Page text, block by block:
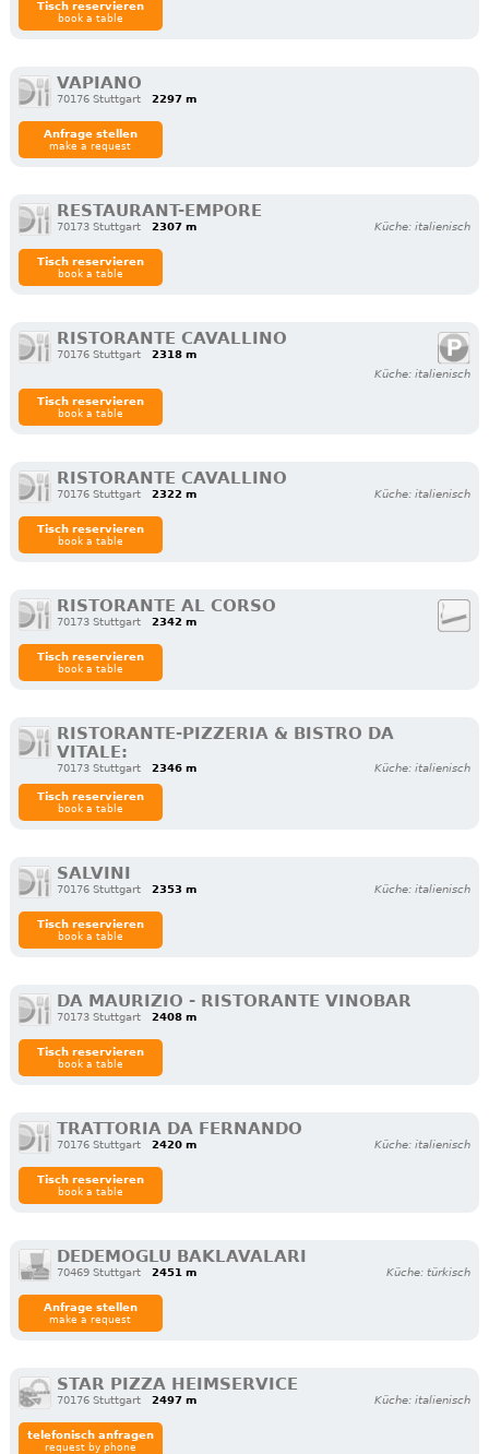
Tisch reservieren
book a table
VAPIANO
70176 Stuttgart 2297 m
Anfrage stellen
make a request
RESTAURANT-EMPORE
70173 Stuttgart 2307 m Küche: italienisch
Tisch reservieren
book a table
RISTORANTE CAVALLINO
70176 Stuttgart
2318 m
Küche: italienisch
Tisch reservieren
book a table
RISTORANTE CAVALLINO
70176 Stuttgart 2322 m Küche: italienisch
Tisch reservieren
book a table
RISTORANTE AL CORSO
70173 Stuttgart 2342 m
Tisch reservieren
book a table
RISTORANTE-PIZZERIA & BISTRO DA
VITALE:
70173 Stuttgart 2346 m Küche: italienisch
Tisch reservieren
book a table
SALVINI
70176 Stuttgart 2353 m Küche: italienisch
Tisch reservieren
book a table
DA MAURIZIO - RISTORANTE VINOBAR
70173 Stuttgart 2408 m
Tisch reservieren
book a table
TRATTORIA DA FERNANDO
70176 Stuttgart 2420 m Küche: italienisch
Tisch reservieren
book a table
DEDEMOGLU BAKLAVALARI
70469 Stuttgart 2451 m Küche: türkisch
Anfrage stellen
make a request
STAR PIZZA HEIMSERVICE
70176 Stuttgart 2497 m Küche: italienisch
telefonisch anfragen
request by phone